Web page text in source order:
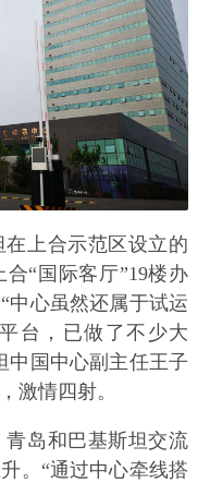
上合示范区设立的
“国际客厅”19楼办
中心虽然还属于试运
台，已做了不少大
中国中心副主任王子
激情四射。
岛和巴基斯坦交流
。“通过中心牵线搭